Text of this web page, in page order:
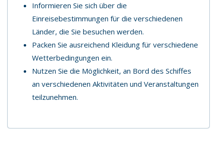
Informieren Sie sich über die
Einreisebestimmungen für die verschiedenen
Länder, die Sie besuchen werden.
Packen Sie ausreichend Kleidung für verschiedene
Wetterbedingungen ein.
Nutzen Sie die Möglichkeit, an Bord des Schiffes
an verschiedenen Aktivitäten und Veranstaltungen
teilzunehmen.